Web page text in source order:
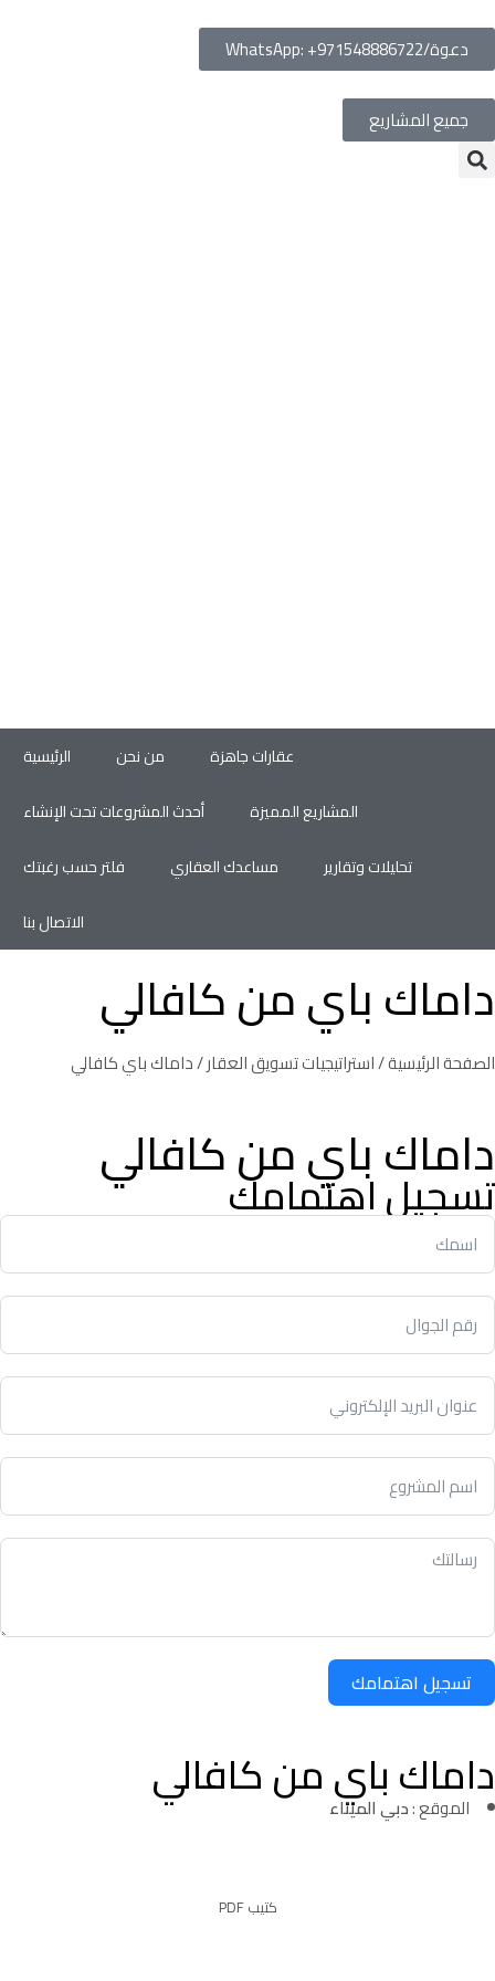
دعوة/WhatsApp: +971548886722
جميع المشاريع
الرئيسية من نحن
عقارات جاهزة
أحدث المشروعات تحت الإنشاء
المشاريع المميزة
فلتر حسب رغبتك
مساعدك العقاري
تحليلات وتقارير
الاتصال بنا
داماك باي من كافالي
الصفحة الرئيسية/استراتيجيات تسويق العقار/ داماك باي كافالي
داماك باي من كافالي
تسجيل اهتمامك
تسجيل اهتمامك
داماك باي من كافالي
الموقع :دبي الميناء
كتيب PDF